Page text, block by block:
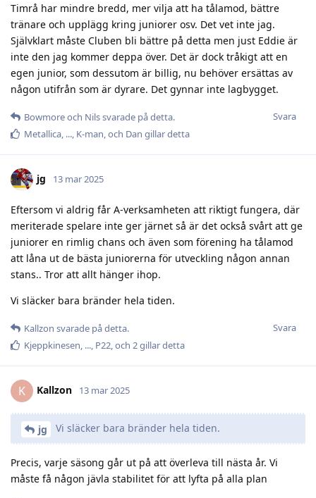
Timrå har mindre bredd, mer vilja att ha tålamod, bättre
tränare och upplägg kring juniorer osv. Det vet inte jag.
Självklart måste Cluben bli bättre på detta men just Eddie är
inte den jag kommer deppa över. Det är dock tråkigt att en
egen junior, som dessutom är billig, nu behöver ersättas av
någon utifrån som är dyrare. Det gynnar inte lagbygget.
Svara
Bowmoreoch Nilssvarade på detta.
Metallica, .​.​.​, K-man, och Dan gillar detta
jg 13 mar 2025
Eftersom vi aldrig får A-verksamheten att riktigt fungera, där
meriterade spelare inte ger järnet så är det också svårt att ge
juniorer en rimlig chans och även som förening ha tålamod
att låna ut de bästa juniorerna för utveckling någon annan
stans.. Tror att allt hänger ihop.
Vi släcker bara bränder hela tiden.
Svara
Kallzon svarade på detta.
Kjeppkinesen, .​.​.​, P22, och 2gillar detta
K Kallzon 13 mar 2025
jg Vi släcker bara bränder hela tiden.
Precis, varje säsong går ut på att överleva till nästa år. Vi
måste få någon jävla stabilitet för att lyfta på alla plan